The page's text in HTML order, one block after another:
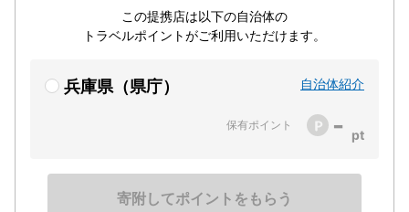
この提携店は以下の自治体の
トラベルポイントがご利用いただけます。
兵庫県（県庁） 自治体紹介
保有ポイント -
寄附してポイントをもらう